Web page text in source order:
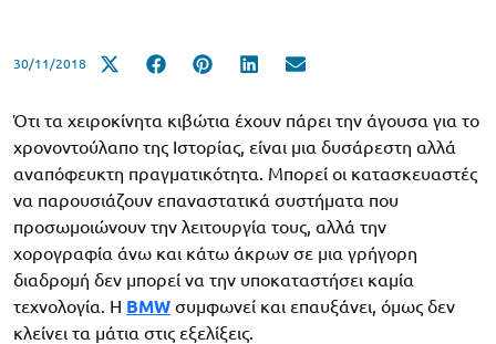
30/11/2018
Ότι τα χειροκίνητα κιβώτια έχουν πάρει την άγουσα για το
χρονοντούλαπο της Ιστορίας, είναι μια δυσάρεστη αλλά
αναπόφευκτη πραγματικότητα. Μπορεί οι κατασκευαστές
να παρουσιάζουν επαναστατικά συστήματα που
προσωμοιώνουν την λειτουργία τους, αλλά την
χορογραφία άνω και κάτω άκρων σε μια γρήγορη
διαδρομή δεν μπορεί να την υποκαταστήσει καμία
τεχνολογία. Η BMW συμφωνεί και επαυξάνει, όμως δεν
κλείνει τα μάτια στις εξελίξεις.